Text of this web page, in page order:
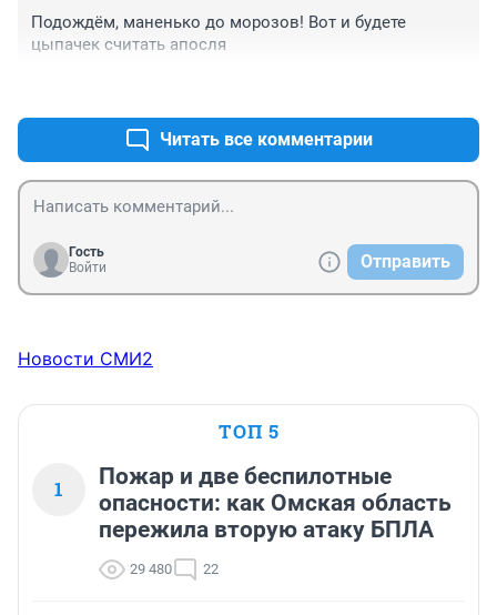
Подождём, маненько до морозов! Вот и будете
цыпачек считать апосля
Читать все комментарии
Гость
Войти
Отправить
Новости СМИ2
ТОП 5
1
Пожар и две беспилотные
опасности: как Омская область
пережила вторую атаку БПЛА
29 480 22